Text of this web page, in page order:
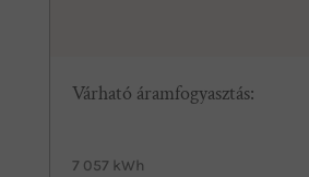
Várható áramfogyasztás:
7 057 kWh